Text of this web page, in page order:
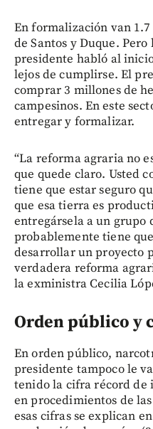
En formalización van
de Santos y Duque.
presidente habló al
lejos de cumplirse. El
comprar 3 millones de
campesinos. En este
entregar y formalizar.
“La reforma agraria no
que quede claro. Usted
tiene que estar seguro
que esa tierra es
entregársela a un grupo
probablemente tiene
desarrollar un proyecto
verdadera reforma
la exministra Cecilia
Orden público y
En orden público,
presidente tampoco le
tenido la cifra récord
en procedimientos de
esas cifras se explican